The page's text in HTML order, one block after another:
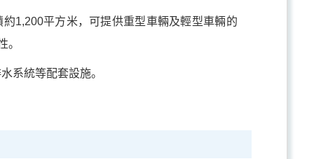
1,200平方米，可提供重型車輛及輕型車輛的
。
系統等配套設施。